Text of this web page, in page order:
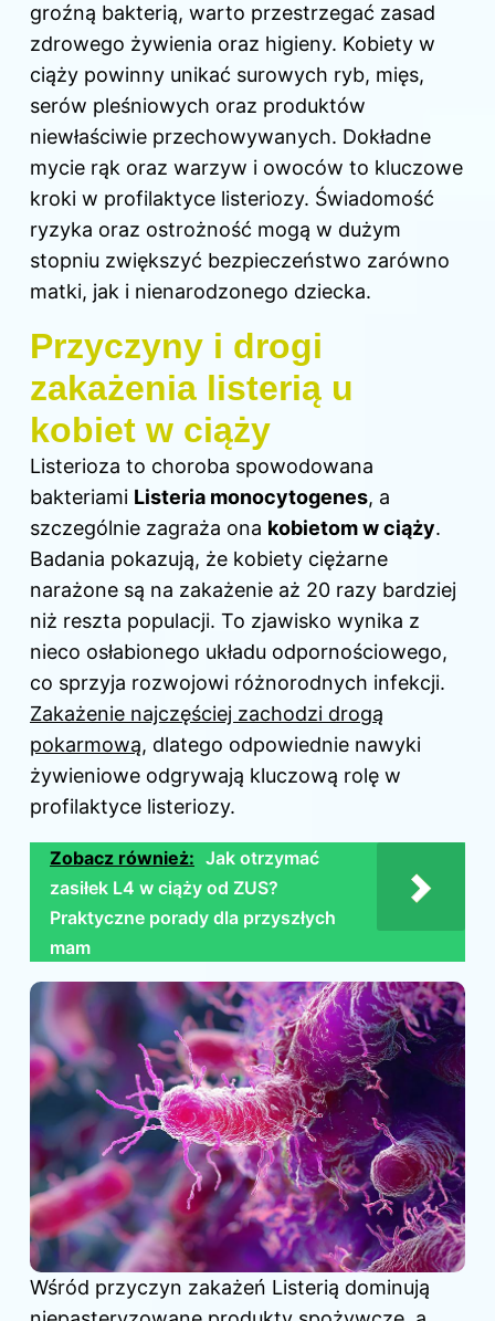
groźną bakterią, warto przestrzegać zasad
zdrowego żywienia oraz higieny. Kobiety w
ciąży powinny unikać surowych ryb, mięs,
serów pleśniowych oraz produktów
niewłaściwie przechowywanych. Dokładne
mycie rąk oraz warzyw i owoców to kluczowe
kroki w profilaktyce listeriozy. Świadomość
ryzyka oraz ostrożność mogą w dużym
stopniu zwiększyć bezpieczeństwo zarówno
matki, jak i nienarodzonego dziecka.
Przyczyny i drogi
zakażenia listerią u
kobiet w ciąży
Listerioza to choroba spowodowana
bakteriami Listeria monocytogenes, a
szczególnie zagraża ona kobietom w ciąży.
Badania pokazują, że kobiety ciężarne
narażone są na zakażenie aż 20 razy bardziej
niż reszta populacji. To zjawisko wynika z
nieco osłabionego układu odpornościowego,
co sprzyja rozwojowi różnorodnych infekcji.
Zakażenie najczęściej zachodzi drogą
pokarmową, dlatego odpowiednie nawyki
żywieniowe odgrywają kluczową rolę w
profilaktyce listeriozy.
Zobacz również: Jak otrzymać
zasiłek L4 w ciąży od ZUS?
Praktyczne porady dla przyszłych
mam
Wśród przyczyn zakażeń Listerią dominują